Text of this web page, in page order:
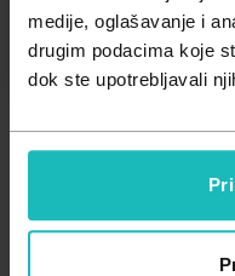
medije, oglašavanje i
drugim podacima koje
dok ste upotrebljavali
Zdravlje muškarca
Zdravlje žene
Minerali
Probiotici i prebiotici